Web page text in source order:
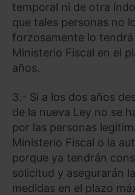
temporal ni de otra
que tales personas no
forzosamente lo
Ministerio Fiscal en el
años.
3.- Si a los dos años
de la nueva Ley no se
por las personas
Ministerio Fiscal o la
porque ya tendrán
solicitud y asegurarán
medidas en el plazo